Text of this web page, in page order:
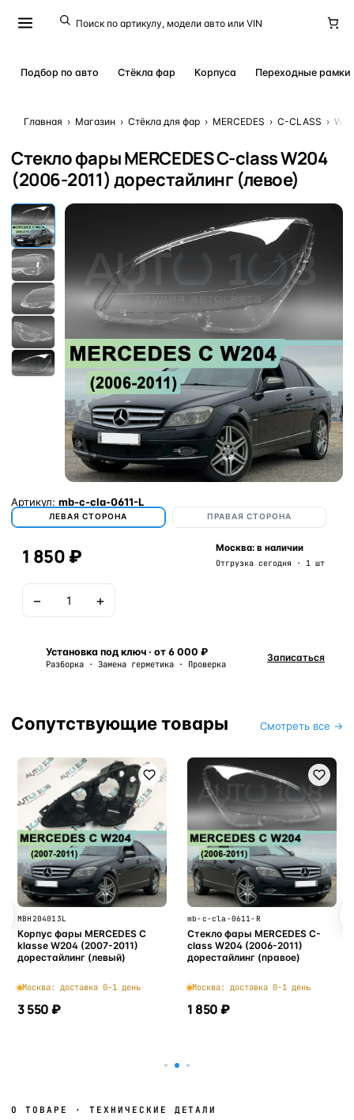
Подбор по авто Стёкла фар Корпуса Переходные рамки
Главная › Магазин › Стёкла для фар › MERCEDES › C-CLASS ›
Стекло фары MERCEDES C-class W204
(2006-2011) дорестайлинг (левое)
Артикул: mb-c-cla-0611-L
ЛЕВАЯ СТОРОНА ПРАВАЯ СТОРОНА
1 850 ₽ Москва: в наличии
Отгрузка сегодня · 1 шт
− +
Установка под ключ · от 6 000 ₽
Разборка · Замена герметика · Проверка
Записаться
Сопутствующие товары Смотреть все →
MBH204013L
Корпус фары MERCEDES C
klasse W204 (2007-2011)
дорестайлинг (левый)
Москва: доставка 0-1 день
3 550 ₽
mb-c-cla-0611-R
Стекло фары MERCEDES C-
class W204 (2006-2011)
дорестайлинг (правое)
Москва: доставка 0-1 день
1 850 ₽
О ТОВАРЕ · ТЕХНИЧЕСКИЕ ДЕТАЛИ